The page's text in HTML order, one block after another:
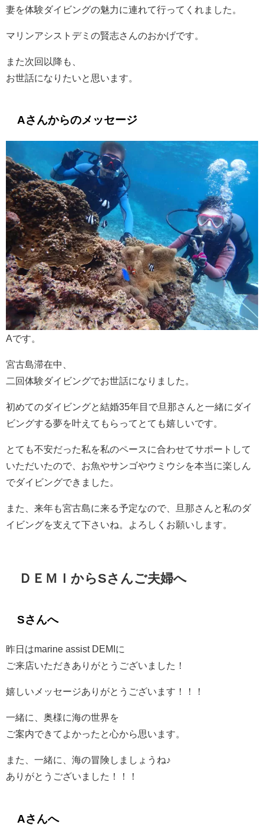
妻を体験ダイビングの魅力に連れて行ってくれました。
マリンアシストデミの賢志さんのおかげです。
また次回以降も、
お世話になりたいと思います。
Aさんからのメッセージ
Aです。
宮古島滞在中、
二回体験ダイビングでお世話になりました。
初めてのダイビングと結婚35年目で旦那さんと一緒にダイ
ビングする夢を叶えてもらってとても嬉しいです。
とても不安だった私を私のペースに合わせてサポートして
いただいたので、お魚やサンゴやウミウシを本当に楽しん
でダイビングできました。
また、来年も宮古島に来る予定なので、旦那さんと私のダ
イビングを支えて下さいね。よろしくお願いします。
ＤＥＭＩからSさんご夫婦へ
Sさんへ
昨日はmarine assist DEMIに
ご来店いただきありがとうございました！
嬉しいメッセージありがとうございます！！！
一緒に、奥様に海の世界を
ご案内できてよかったと心から思います。
また、一緒に、海の冒険しましょうね♪
ありがとうございました！！！
Aさんへ